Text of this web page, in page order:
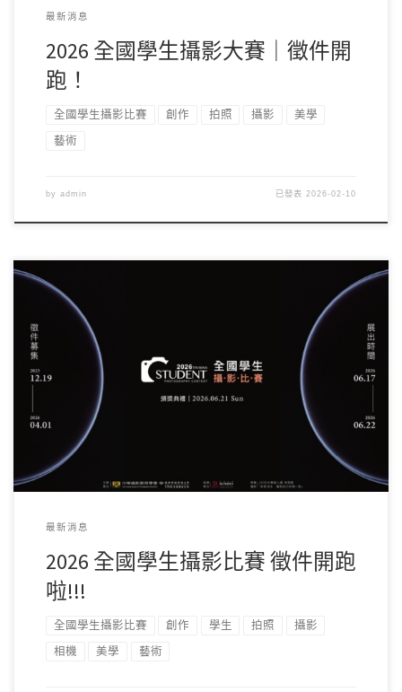
最新消息
2026 全國學生攝影大賽｜徵件開
跑！
全國學生攝影比賽 創作 拍照 攝影 美學
藝術
by admin 已發表2026-02-10
2026 全國學生攝影大賽，這是為你準備的舞台。 今年除了提
早開跑，讓想參賽的同學們可以 […]
最新消息
2026 全國學生攝影比賽 徵件開跑
啦!!!
全國學生攝影比賽 創作 學生 拍照 攝影
相機 美學 藝術